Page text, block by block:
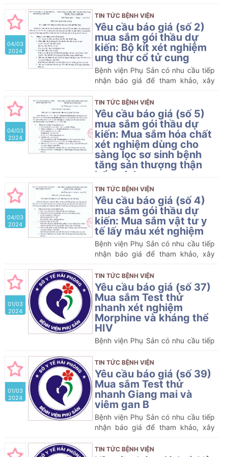
dựng giá gói thầu, làm cơ sở tổ
chức lựa chọn nhà thầu mua sắm
gói thầu dự kiến: Mua sắm hóa chất
xét nghiệm miễn dịch của Bệnh viện
Phụ sản Hải Phòng.
04/03
2024
TIN TỨC BỆNH VIỆN
Yêu cầu báo giá (số 2)
mua sắm gói thầu dự
kiến: Bộ kít xét nghiệm
ung thư cổ tử cung
Bệnh viện Phụ Sản có nhu cầu tiếp
nhận báo giá để tham khảo, xây
dựng giá gói thầu, làm cơ sở tổ
chức lựa chọn nhà thầu mua sắm
gói thầu dự kiến: Bộ kít xét nghiệm
ung thư cổ tử cung của Bệnh viện
Phụ Sản Hải Phòng
04/03
2024
TIN TỨC BỆNH VIỆN
Yêu cầu báo giá (số 5)
mua sắm gói thầu dự
kiến: Mua sắm hóa chất
xét nghiệm dùng cho
sàng lọc sơ sinh bệnh
tăng sản thượng thận
bẩm sinh
Bệnh viện Phụ Sản có nhu cầu tiếp
nhận báo giá để tham khảo, xây
dựng giá gói thầu, làm cơ sở tổ
chức lựa chọn nhà thầu mua sắm
gói thầu dự kiến: Mua sắm hóa chất
xét nghiệm dùng cho sàng lọc sơ
sinh bệnh tăng sản thượng thận
bẩm sinh của Bệnh viện Phụ Sản
04/03
2024
TIN TỨC BỆNH VIỆN
Yêu cầu báo giá (số 4)
mua sắm gói thầu dự
kiến: Mua sắm vật tư y
tế lấy máu xét nghiệm
Bệnh viện Phụ Sản có nhu cầu tiếp
nhận báo giá để tham khảo, xây
dựng giá gói thầu, làm cơ sở tổ
chức lựa chọn nhà thầu mua sắm
gói thầu dự kiến: Mua sắm vật tư y
tế lấy máu xét nghiệm của Bệnh
viện Phụ Sản Hải Phòng
01/03
2024
TIN TỨC BỆNH VIỆN
Yêu cầu báo giá (số 37)
Mua sắm Test thử
nhanh xét nghiệm
Morphine và kháng thể
HIV
Bệnh viện Phụ Sản có nhu cầu tiếp
nhận báo giá để tham khảo, xây
dựng giá, làm cơ sở tổ chức Mua
sắm Test thử nhanh xét nghiệm
Morphine và kháng thể HIV của
Bệnh viện Phụ Sản Hải Phòng
01/03
2024
TIN TỨC BỆNH VIỆN
Yêu cầu báo giá (số 39)
Mua sắm Test thử
nhanh Giang mai và
viêm gan B
Bệnh viện Phụ Sản có nhu cầu tiếp
nhận báo giá để tham khảo, xây
dựng giá, làm cơ sở tổ chức Mua
sắm Test thử nhanh Giang mai và
TIN TỨC BỆNH VIỆN